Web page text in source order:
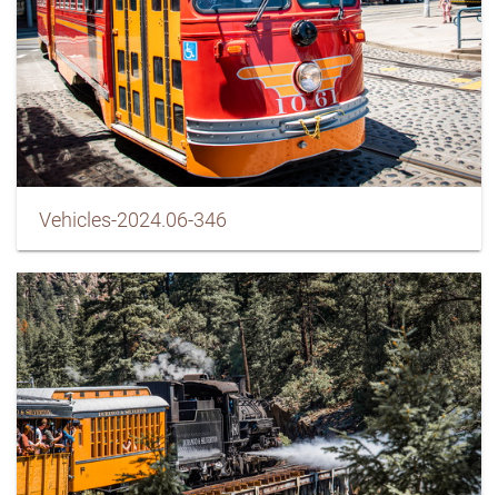
Vehicles-2024.06-346